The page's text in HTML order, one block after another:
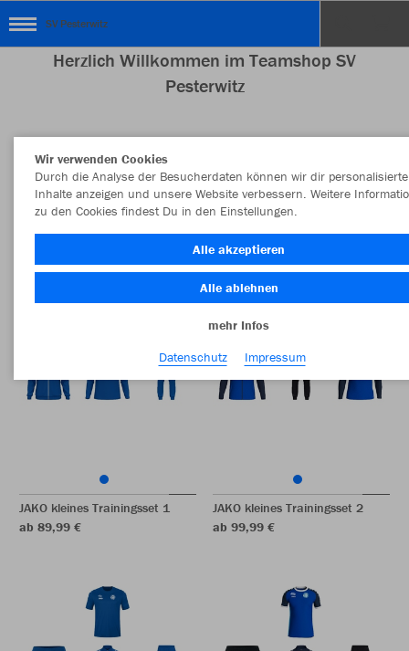
SV Pesterwitz
Herzlich Willkommen im Teamshop SV
Pesterwitz
Nachhaltig Farbe
JAKO kleines Trainingsset 1
ab 89,99 €
JAKO kleines Trainingsset 2
ab 99,99 €
Wir verwenden Cookies
Durch die Analyse der Besucherdaten können wir dir personalisierte
Inhalte anzeigen und unsere Website verbessern. Weitere
zu den Cookies findest Du in den Einstellungen.
Alle akzeptieren
Alle ablehnen
mehr Infos
Datenschutz
Impressum